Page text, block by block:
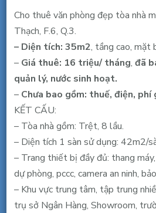
thuê
phòng
đẹp
MT
Phạm
Thạch,
Q.3,
35m2,
16
triệu/
tháng
Cho thuê văn phòng đẹp tòa nhà
Thạch, F.6, Q.3.
– Diện tích: 35m2, tầng cao, mặt
–Giá thuê: 16 triệu/ tháng, đã
quản lý, nước sinh hoạt.
– Chưa bao gồm: thuế, điện, phí
KẾT CẤU:
– Tòa nhà gồm: Trệt, 8 lầu.
– Diện tích 1 sàn sử dụng: 42m2/
– Trang thiết bị đầy đủ: thang
dự phòng, pccc, camera an ninh,
– Khu vực trung tâm, tập trung
trụ sở Ngân Hàng, Showroom,